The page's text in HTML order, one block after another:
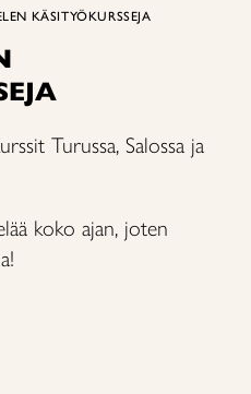
KÄSITYÖKURSSEJA
Turussa, Salossa ja
koko ajan, joten